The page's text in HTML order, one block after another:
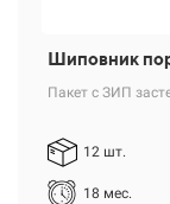
Шиповник
Пакет с ЗИП
12 шт.
18 мес.